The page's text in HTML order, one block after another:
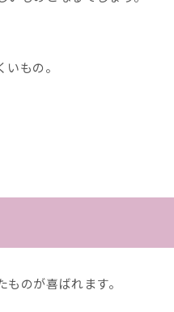
もの。
のが喜ばれます。